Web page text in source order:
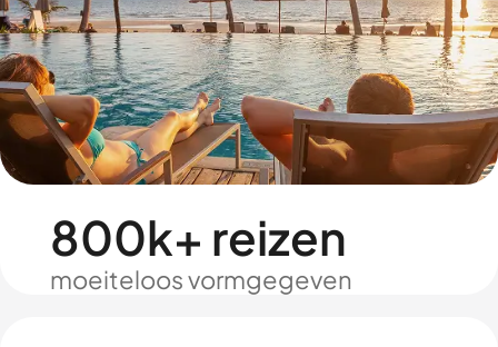
800k+ reizen
moeiteloos vormgegeven